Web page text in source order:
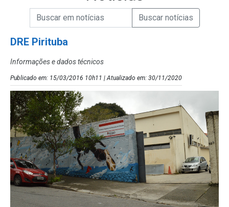
Campo de Busca de Notícias
Campo de Busca de informaçõesEnviar a Busca de Notícias
DRE Pirituba
Informações e dados técnicos
Publicado em: 15/03/2016 10h11 | Atualizado em: 30/11/2020